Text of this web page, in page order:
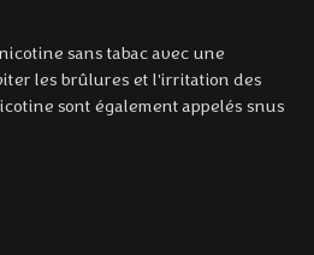
sans tabac avec une
les brûlures et l'irritation des
sont également appelés snus